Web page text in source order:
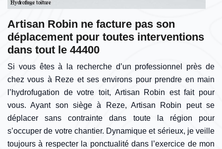
Artisan Robin ne facture pas son
déplacement pour toutes interventions
dans tout le 44400
Si vous êtes à la recherche d’un professionnel près de
chez vous à Reze et ses environs pour prendre en main
l’hydrofugation de votre toit, Artisan Robin est fait pour
vous. Ayant son siège à Reze, Artisan Robin peut se
déplacer sans contrainte dans toute la région pour
s’occuper de votre chantier. Dynamique et sérieux, je veille
toujours à respecter la ponctualité dans l’exercice de mon